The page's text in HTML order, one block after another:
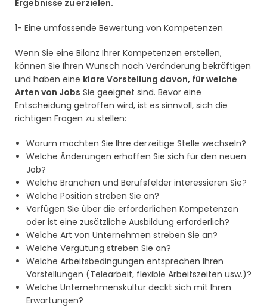
Ergebnisse zu erzielen.
1- Eine umfassende Bewertung von Kompetenzen
Wenn Sie eine Bilanz Ihrer Kompetenzen erstellen,
können Sie Ihren Wunsch nach Veränderung bekräftigen
und haben eine klare Vorstellung davon, für welche
Arten von Jobs Sie geeignet sind. Bevor eine
Entscheidung getroffen wird, ist es sinnvoll, sich die
richtigen Fragen zu stellen:
Warum möchten Sie Ihre derzeitige Stelle wechseln?
Welche Änderungen erhoffen Sie sich für den neuen
Job?
Welche Branchen und Berufsfelder interessieren Sie?
Welche Position streben Sie an?
Verfügen Sie über die erforderlichen Kompetenzen
oder ist eine zusätzliche Ausbildung erforderlich?
Welche Art von Unternehmen streben Sie an?
Welche Vergütung streben Sie an?
Welche Arbeitsbedingungen entsprechen Ihren
Vorstellungen (Telearbeit, flexible Arbeitszeiten usw.)?
Welche Unternehmenskultur deckt sich mit Ihren
Erwartungen?